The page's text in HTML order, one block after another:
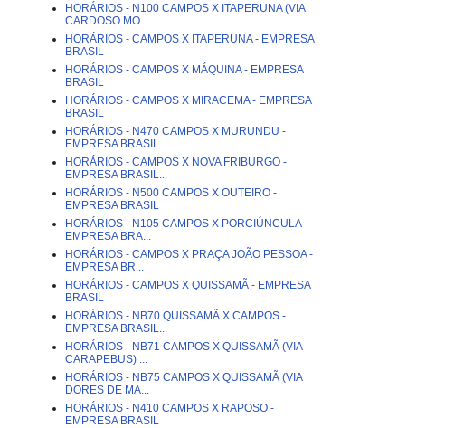
HORÁRIOS - N100 CAMPOS X ITAPERUNA (VIA
CARDOSO MO...
HORÁRIOS - CAMPOS X ITAPERUNA - EMPRESA
BRASIL
HORÁRIOS - CAMPOS X MÁQUINA - EMPRESA
BRASIL
HORÁRIOS - CAMPOS X MIRACEMA - EMPRESA
BRASIL
HORÁRIOS - N470 CAMPOS X MURUNDU -
EMPRESA BRASIL
HORÁRIOS - CAMPOS X NOVA FRIBURGO -
EMPRESA BRASIL...
HORÁRIOS - N500 CAMPOS X OUTEIRO -
EMPRESA BRASIL
HORÁRIOS - N105 CAMPOS X PORCIÚNCULA -
EMPRESA BRA...
HORÁRIOS - CAMPOS X PRAÇA JOÃO PESSOA -
EMPRESA BR...
HORÁRIOS - CAMPOS X QUISSAMÃ - EMPRESA
BRASIL
HORÁRIOS - NB70 QUISSAMÃ X CAMPOS -
EMPRESA BRASIL...
HORÁRIOS - NB71 CAMPOS X QUISSAMÃ (VIA
CARAPEBUS) ...
HORÁRIOS - NB75 CAMPOS X QUISSAMÃ (VIA
DORES DE MA...
HORÁRIOS - N410 CAMPOS X RAPOSO -
EMPRESA BRASIL